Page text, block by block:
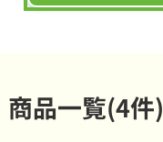
商品一覧(4件)